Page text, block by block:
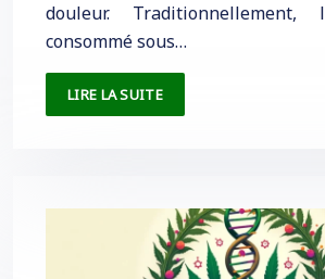
douleur.
consommé sous…
LIRE LA SUITE